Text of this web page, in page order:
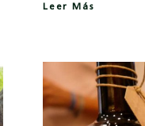
Leer Más